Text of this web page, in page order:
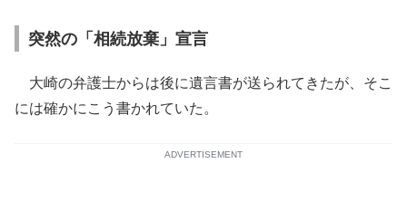
突然の「相続放棄」宣言
大崎の弁護士からは後に遺言書が送られてきたが、そこ
には確かにこう書かれていた。
ADVERTISEMENT